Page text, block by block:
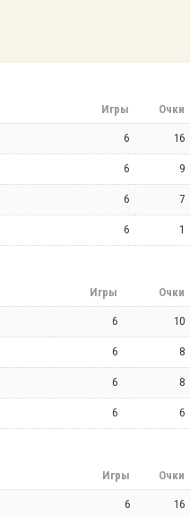
Игры Очки
6 16
6 9
6 7
6 1
Игры Очки
6 10
6 8
6 8
6 6
Игры Очки
6 16